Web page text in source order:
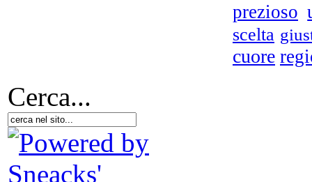
prezioso
scelta
cuore
Cerca...